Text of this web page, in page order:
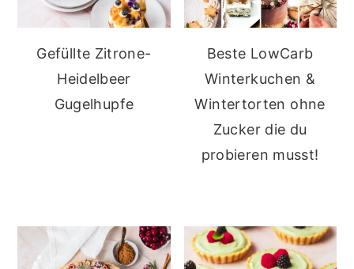
Gefüllte Zitrone-
Heidelbeer
Gugelhupfe
Beste LowCarb
Winterkuchen &
Wintertorten ohne
Zucker die du
probieren musst!